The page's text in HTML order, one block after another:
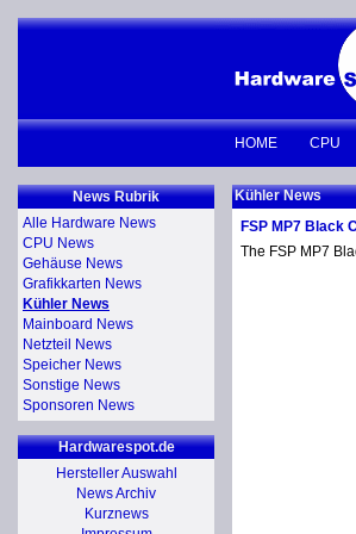
HOME CPU
News Rubrik
Alle Hardware News
CPU News
Gehäuse News
Grafikkarten News
Kühler News
Mainboard News
Netzteil News
Speicher News
Sonstige News
Sponsoren News
Hardwarespot.de
Hersteller Auswahl
News Archiv
Kurznews
Kühler News
FSP MP7 Black
The FSP MP7